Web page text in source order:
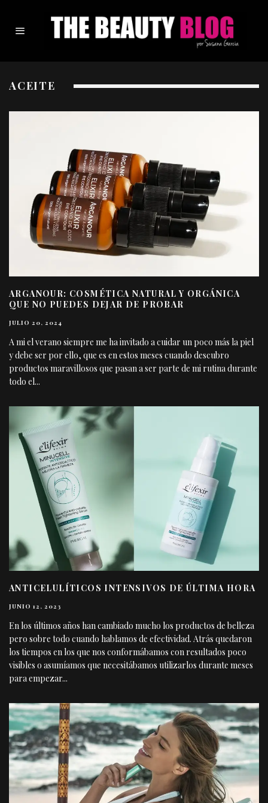
ACEITE
ARGANOUR: COSMÉTICA NATURAL Y ORGÁNICA
QUE NO PUEDES DEJAR DE PROBAR
JULIO 20, 2024
A mi el verano siempre me ha invitado a cuidar un poco más la piel
y debe ser por ello, que es en estos meses cuando descubro
productos maravillosos que pasan a ser parte de mi rutina durante
todo el...
ANTICELULÍTICOS INTENSIVOS DE ÚLTIMA HORA
JUNIO 12, 2023
En los últimos años han cambiado mucho los productos de belleza
pero sobre todo cuando hablamos de efectividad. Atrás quedaron
los tiempos en los que nos conformábamos con resultados poco
visibles o asumíamos que necesitábamos utilizarlos durante meses
para empezar...